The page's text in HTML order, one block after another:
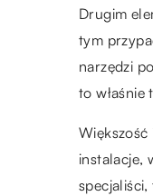
Drugim
tym
narzędzi
to właśnie
instalacje,